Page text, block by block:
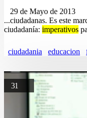
29 de Mayo de 2013
...ciudadanas. Es este
ciudadanía: imperativos
ciudadania educacion
31